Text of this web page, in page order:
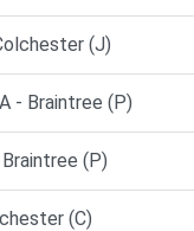
(J)
- Braintree (P)
(P)
(C)